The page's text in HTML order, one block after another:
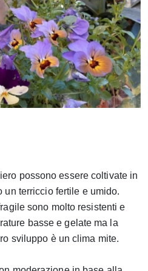
possono essere coltivate in
un terriccio fertile e umido.
sono molto resistenti e
basse e gelate ma la
sviluppo è un clima mite.